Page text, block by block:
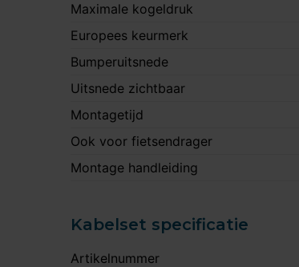
Maximale kogeldruk
Europees keurmerk
Bumperuitsnede
Uitsnede zichtbaar
Montagetijd
Ook voor fietsendrager
Montage handleiding
Kabelset specificatie
Artikelnummer